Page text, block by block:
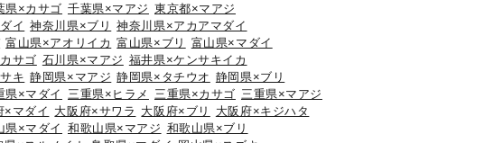
県×カサゴ 千葉県×マアジ 東京都×マアジ
イ 神奈川県×ブリ
神奈川県×アカアマダイ
富山県×アオリイカ 富山県×ブリ
富山県×マダイ
サゴ 石川県×マアジ 福井県×ケンサキイカ
キ 静岡県×マアジ 静岡県×タチウオ 静岡県×ブリ
県×マダイ 三重県×ヒラメ 三重県×カサゴ 三重県×マアジ
×マダイ 大阪府×サワラ 大阪府×ブリ
大阪府×キジハタ
県×マダイ 和歌山県×マアジ 和歌山県×ブリ